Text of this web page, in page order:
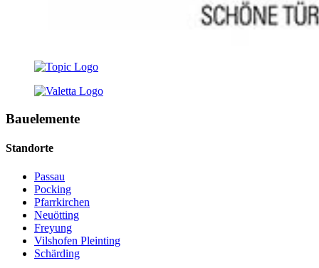
Bauelemente
Standorte
Passau
Pocking
Pfarrkirchen
Neuötting
Freyung
Vilshofen Pleinting
Schärding